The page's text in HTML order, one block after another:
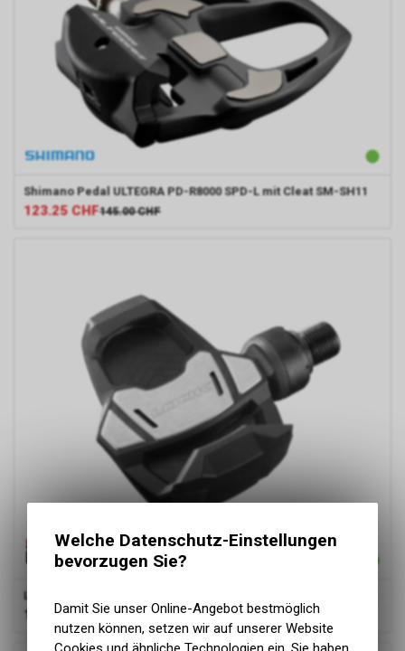
Shimano Pedal ULTEGRA PD-R8000 SPD-L mit Cleat SM-SH11
123.25 CHF145.00 CHF
Look
179.90 CHF
Welche Datenschutz-Einstellungen
bevorzugen Sie?
Damit Sie unser Online-Angebot bestmöglich
nutzen können, setzen wir auf unserer Website